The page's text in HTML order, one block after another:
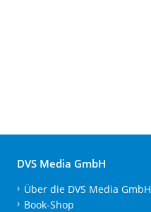
DVS Media GmbH
Über die DVS Media GmbH
Book-Shop